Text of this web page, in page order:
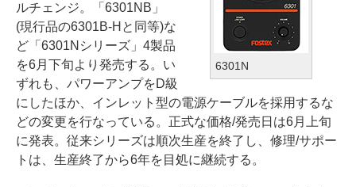
6301N
ルチェンジ。「6301NB」
(現行品の6301B-Hと同等)な
ど「6301Nシリーズ」4製品
を6月下旬より発売する。い
ずれも、パワーアンプをD級
にしたほか、インレット型の電源ケーブルを採用するな
どの変更を行なっている。正式な価格/発売日は6月上旬
に発表。従来シリーズは順次生産を終了し、修理/サポー
トは、生産終了から6年を目処に継続する。